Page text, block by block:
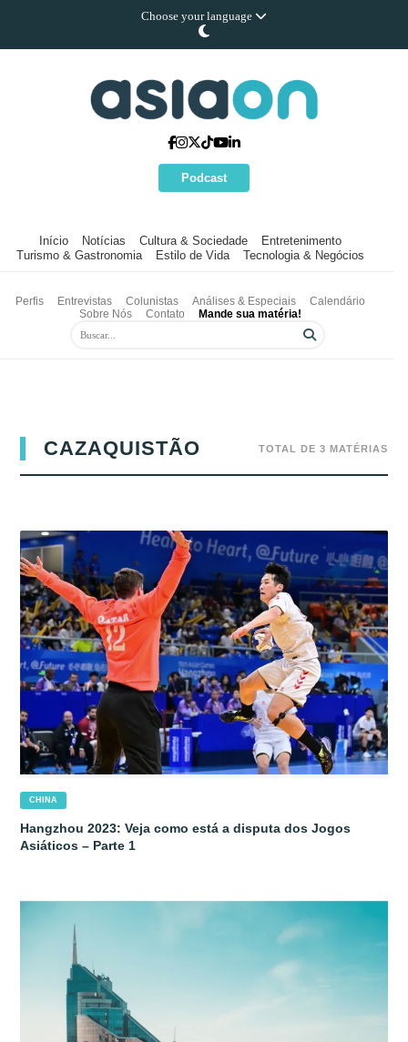
Choose your language
Podcast
Início Notícias Cultura & Sociedade
Entretenimento
Turismo & Gastronomia
Estilo de Vida Tecnologia & Negócios
Perfis Entrevistas Colunistas Análises & Especiais
Calendário
Sobre Nós
Contato Mande sua matéria!
CAZAQUISTÃO TOTAL DE 3 MATÉRIAS
CHINA
Hangzhou 2023: Veja como está a disputa dos Jogos
Asiáticos – Parte 1